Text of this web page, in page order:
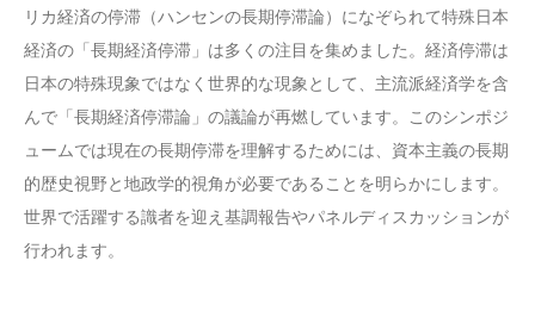
リカ経済の停滞（ハンセンの長期停滞論）になぞられて特殊日本
経済の「長期経済停滞」は多くの注目を集めました。経済停滞は
日本の特殊現象ではなく世界的な現象として、主流派経済学を含
んで「長期経済停滞論」の議論が再燃しています。このシンポジ
ュームでは現在の長期停滞を理解するためには、資本主義の長期
的歴史視野と地政学的視角が必要であることを明らかにします。
世界で活躍する識者を迎え基調報告やパネルディスカッションが
行われます。